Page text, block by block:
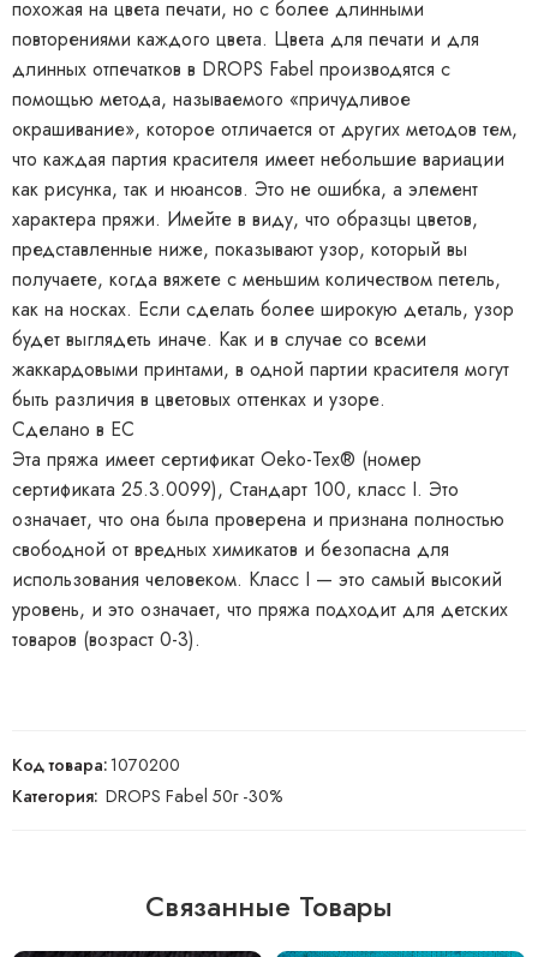
похожая на цвета печати, но с более длинными
повторениями каждого цвета. Цвета для печати и для
длинных отпечатков в DROPS Fabel производятся с
помощью метода, называемого «причудливое
окрашивание», которое отличается от других методов тем,
что каждая партия красителя имеет небольшие вариации
как рисунка, так и нюансов. Это не ошибка, а элемент
характера пряжи. Имейте в виду, что образцы цветов,
представленные ниже, показывают узор, который вы
получаете, когда вяжете с меньшим количеством петель,
как на носках. Если сделать более широкую деталь, узор
будет выглядеть иначе. Как и в случае со всеми
жаккардовыми принтами, в одной партии красителя могут
быть различия в цветовых оттенках и узоре.
Сделано в ЕС
Эта пряжа имеет сертификат Oeko-Tex® (номер
сертификата 25.3.0099), Стандарт 100, класс I. Это
означает, что она была проверена и признана полностью
свободной от вредных химикатов и безопасна для
использования человеком. Класс I — это самый высокий
уровень, и это означает, что пряжа подходит для детских
товаров (возраст 0-3).
Код товара:1070200
Категория: DROPS Fabel 50г -30%
Связанные Товары